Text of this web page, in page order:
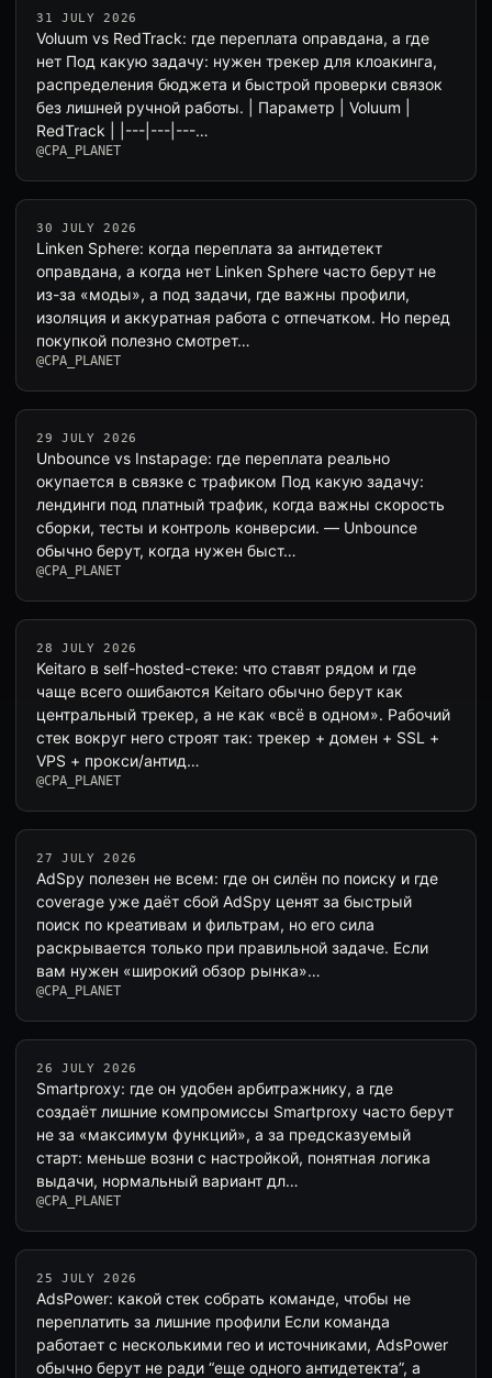
31 JULY 2026
Voluum vs RedTrack: где переплата оправдана, а где
нет Под какую задачу: нужен трекер для клоакинга,
распределения бюджета и быстрой проверки связок
без лишней ручной работы. | Параметр | Voluum |
RedTrack | |---|---|---…
@CPA_PLANET
30 JULY 2026
Linken Sphere: когда переплата за антидетект
оправдана, а когда нет Linken Sphere часто берут не
из-за «моды», а под задачи, где важны профили,
изоляция и аккуратная работа с отпечатком. Но перед
покупкой полезно смотрет…
@CPA_PLANET
29 JULY 2026
Unbounce vs Instapage: где переплата реально
окупается в связке с трафиком Под какую задачу:
лендинги под платный трафик, когда важны скорость
сборки, тесты и контроль конверсии. — Unbounce
обычно берут, когда нужен быст…
@CPA_PLANET
28 JULY 2026
Keitaro в self-hosted-стеке: что ставят рядом и где
чаще всего ошибаются Keitaro обычно берут как
центральный трекер, а не как «всё в одном». Рабочий
стек вокруг него строят так: трекер + домен + SSL +
VPS + прокси/антид…
@CPA_PLANET
27 JULY 2026
AdSpy полезен не всем: где он силён по поиску и где
coverage уже даёт сбой AdSpy ценят за быстрый
поиск по креативам и фильтрам, но его сила
раскрывается только при правильной задаче. Если
вам нужен «широкий обзор рынка»…
@CPA_PLANET
26 JULY 2026
Smartproxy: где он удобен арбитражнику, а где
создаёт лишние компромиссы Smartproxy часто берут
не за «максимум функций», а за предсказуемый
старт: меньше возни с настройкой, понятная логика
выдачи, нормальный вариант дл…
@CPA_PLANET
25 JULY 2026
AdsPower: какой стек собрать команде, чтобы не
переплатить за лишние профили Если команда
работает с несколькими гео и источниками, AdsPower
обычно берут не ради “еще одного антидетекта”, а